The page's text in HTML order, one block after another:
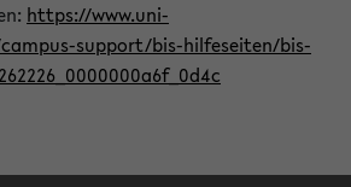
https://www.uni-
support/bis-hilfeseiten/bis-